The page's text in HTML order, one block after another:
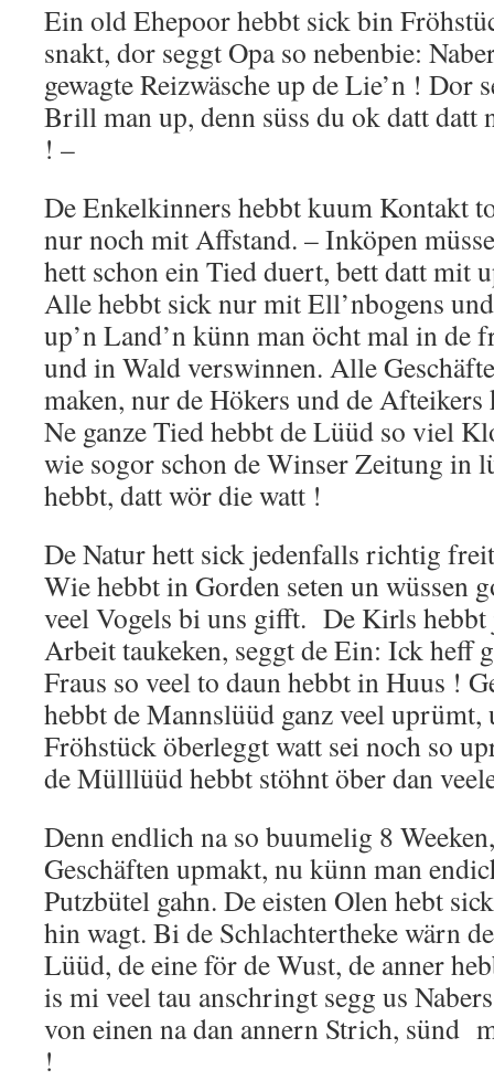
Ein old Ehepoor hebbt sick bin
snakt, dor seggt Opa so nebenbie:
gewagte Reizwäsche up de Lie’n ! Dor
Brill man up, denn süss du ok datt datt
! –
De Enkelkinners hebbt kuum Kontakt
nur noch mit Affstand. – Inköpen
hett schon ein Tied duert, bett datt mit
Alle hebbt sick nur mit Ell’nbogens
up’n Land’n künn man öcht mal in de
und in Wald verswinnen. Alle
maken, nur de Hökers und de
Ne ganze Tied hebbt de Lüüd so viel
wie sogor schon de Winser Zeitung in
hebbt, datt wör die watt !
De Natur hett sick jedenfalls richtig
Wie hebbt in Gorden seten un wüssen
veel Vogels bi uns gifft. De Kirls hebbt
Arbeit taukeken, seggt de Ein: Ick heff
Fraus so veel to daun hebbt in Huus !
hebbt de Mannslüüd ganz veel
Fröhstück öberleggt watt sei noch so
de Mülllüüd hebbt stöhnt öber dan
Denn endlich na so buumelig 8
Geschäften upmakt, nu künn man
Putzbütel gahn. De eisten Olen hebt
hin wagt. Bi de Schlachtertheke wärn
Lüüd, de eine för de Wust, de anner
is mi veel tau anschringt segg us
von einen na dan annern Strich, sünd
!